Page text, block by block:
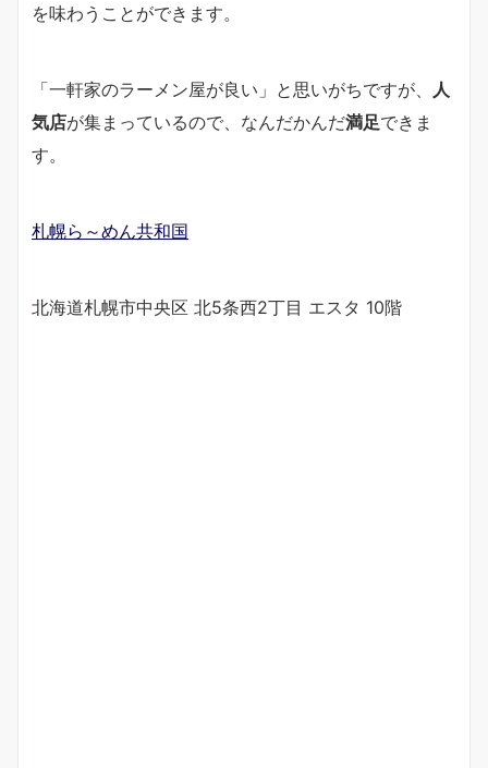
を味わうことができます。
「一軒家のラーメン屋が良い」と思いがちですが、
人
気店が集まっているので、なんだかんだ満足できま
す。
札幌ら～めん共和国
北海道札幌市中央区 北5条西2丁目 エスタ 10階